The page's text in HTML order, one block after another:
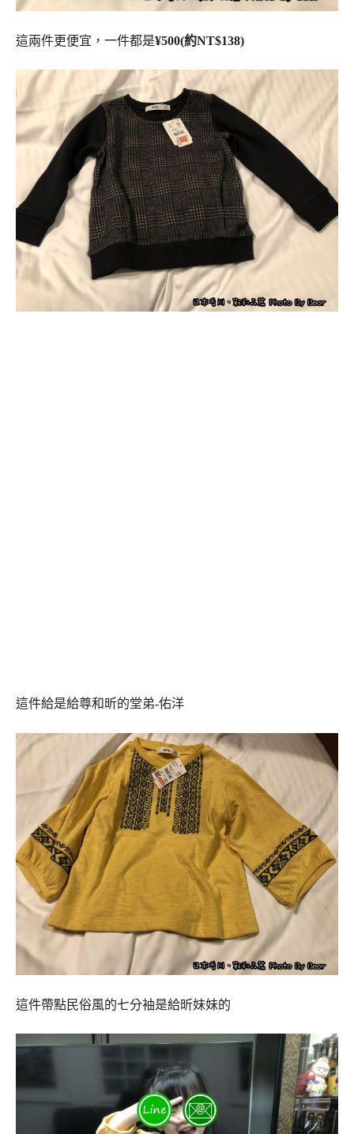
這兩件更便宜，一件都是¥500(約NT$138)
這件給是給尊和昕的堂弟-佑洋
這件帶點民俗風的七分袖是給昕妹妹的